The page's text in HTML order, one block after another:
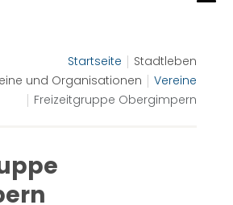
Startseite
Stadtleben
und Organisationen
Vereine
Freizeitgruppe Obergimpern